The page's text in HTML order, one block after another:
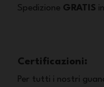
Spedizione GRATIS
Certificazioni:
Per tutti i nostri